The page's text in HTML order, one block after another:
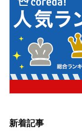
新着記事